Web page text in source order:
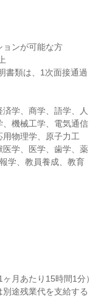
ョンが可能な方
書類は、1次面接通過
学、商学、語学、人
機械工学、電気通信
物理学、原子力工
学、医学、歯学、薬
学、教員養成、教育
月あたり15時間1分）
途残業代を支給する